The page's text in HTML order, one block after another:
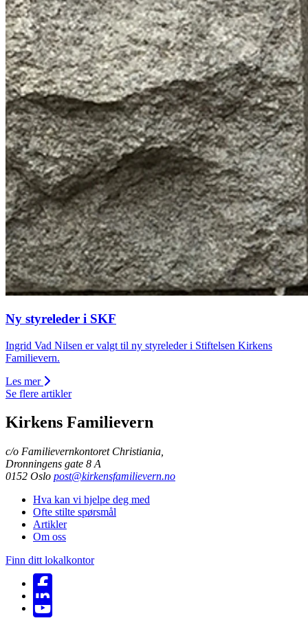
Ny styreleder i SKF
Ingrid Vad Nilsen er valgt til ny styreleder i Stiftelsen Kirkens
Familievern.
Les mer
Se flere artikler
Kirkens Familievern
c/o Familievernkontoret Christiania,
Dronningens gate 8 A
0152 Oslo Email:
post@kirkensfamilievern.no
Hva kan vi hjelpe deg med
Ofte stilte spørsmål
Artikler
Om oss
Finn ditt lokalkontor